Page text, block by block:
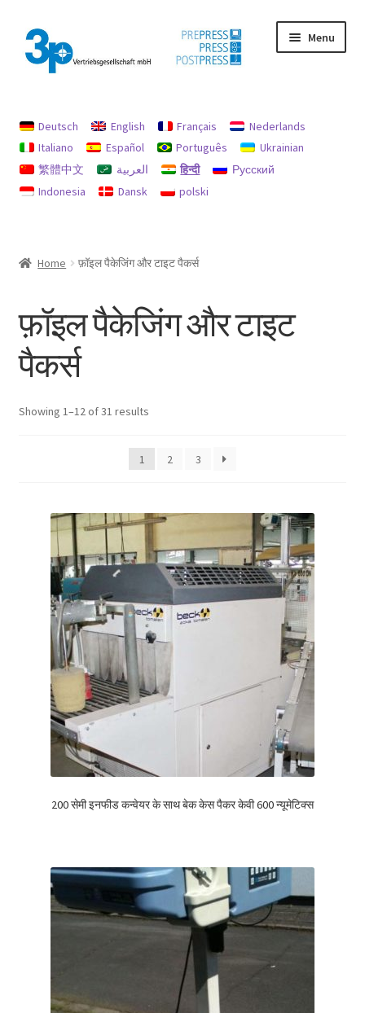
Skip
to
navigation
Skip
to
content
Menu
छाप
डेटा सुरक्षा
रिफंड और रिटर्न नीति
Deutsch English Français
Nederlands
Italiano
Español Português
Ukrainian
繁體中文
العربية हिन्दी
Русский
Indonesia
Dansk polski
Home फ़ॉइल पैकेजिंग और टाइट पैकर्स
फ़ॉइल पैकेजिंग और टाइट
पैकर्स
Showing 1–12 of 31 results
1 2 3
200 सेमी इनफीड कन्वेयर के साथ बेक केस पैकर केवी 600 न्यूमेटिक्स